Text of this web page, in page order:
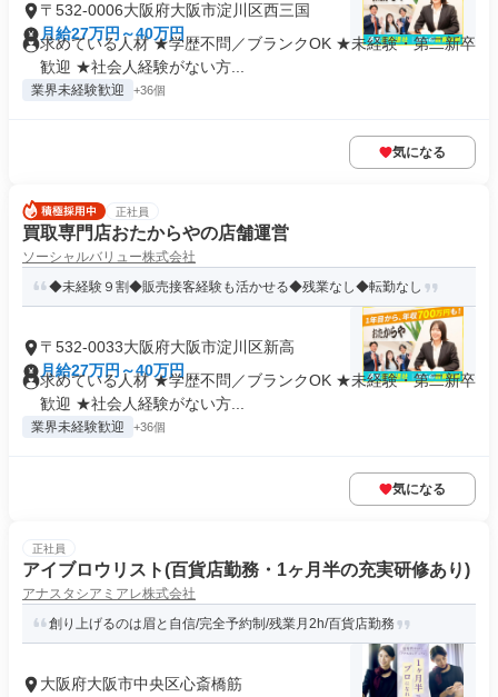
〒532-0006大阪府大阪市淀川区西三国
月給27万円～40万円
求めている人材 ★学歴不問／ブランクOK ★未経験・第二新卒
歓迎 ★社会人経験がない方...
業界未経験歓迎 +36個
気になる
正社員
買取専門店おたからやの店舗運営
ソーシャルバリュー株式会社
◆未経験９割◆販売接客経験も活かせる◆残業なし◆転勤なし
〒532-0033大阪府大阪市淀川区新高
月給27万円～40万円
求めている人材 ★学歴不問／ブランクOK ★未経験・第二新卒
歓迎 ★社会人経験がない方...
業界未経験歓迎 +36個
気になる
正社員
アイブロウリスト(百貨店勤務・1ヶ月半の充実研修あり)
アナスタシアミアレ株式会社
創り上げるのは眉と自信/完全予約制/残業月2h/百貨店勤務
大阪府大阪市中央区心斎橋筋